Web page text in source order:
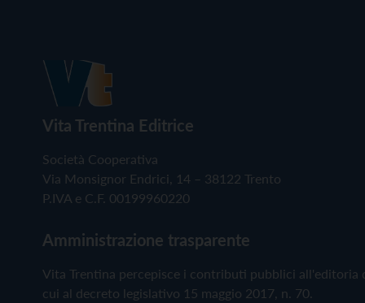
Vita Trentina Editrice
Società Cooperativa
Via Monsignor Endrici, 14 – 38122 Trento
P.IVA e C.F. 00199960220
Amministrazione trasparente
Vita Trentina percepisce i contributi pubblici all'editoria
cui al decreto legislativo 15 maggio 2017, n. 70.